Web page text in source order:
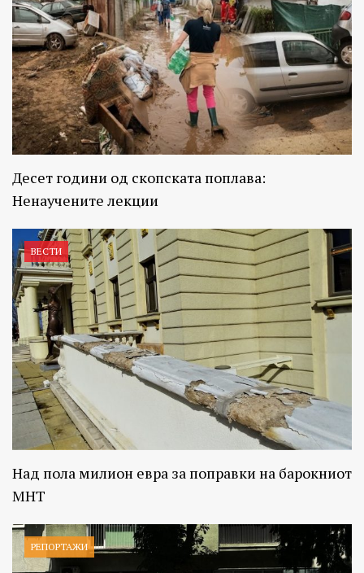
Десет години од скопската поплава:
Ненаучените лекции
ВЕСТИ
Над пола милион евра за поправки на барокниот
МНТ
РЕПОРТАЖИ